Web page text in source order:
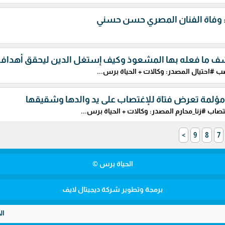
الأمن
الفنان المصري حسن حسني
ما فعله بها المشعوذ وكيف إستغل الدين ليحقق
#احتيال المصدر: وكالات + الحياة برس...
تعرض فتاة للإغتصاب على يد والدها وشقيقها
#زنا_محارم المصدر: وكالات + الحياة برس...
7
8
9
>
الحياة برس ©
برمجة وتطوير شركة ديجيتال لايف